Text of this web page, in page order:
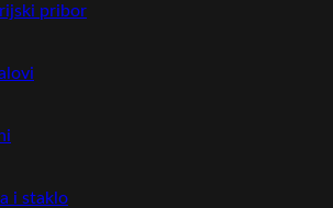
pribor
i staklo